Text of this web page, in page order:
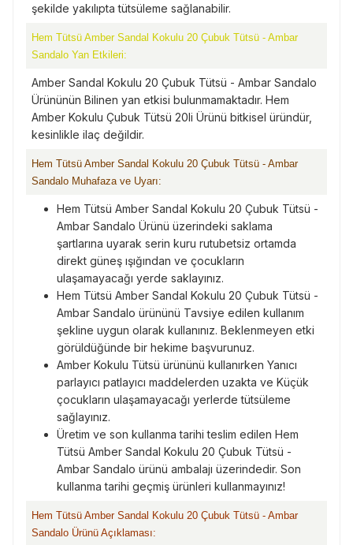
şekilde yakılıpta tütsüleme sağlanabilir.
Hem Tütsü Amber Sandal Kokulu 20 Çubuk Tütsü - Ambar
Sandalo Yan Etkileri:
Amber Sandal Kokulu 20 Çubuk Tütsü - Ambar Sandalo
Ürününün Bilinen yan etkisi bulunmamaktadır. Hem
Amber Kokulu Çubuk Tütsü 20li Ürünü bitkisel üründür,
kesinlikle ilaç değildir.
Hem Tütsü Amber Sandal Kokulu 20 Çubuk Tütsü - Ambar
Sandalo Muhafaza ve Uyarı:
Hem Tütsü Amber Sandal Kokulu 20 Çubuk Tütsü -
Ambar Sandalo Ürünü üzerindeki saklama
şartlarına uyarak serin kuru rutubetsiz ortamda
direkt güneş ışığından ve çocukların
ulaşamayacağı yerde saklayınız.
Hem Tütsü Amber Sandal Kokulu 20 Çubuk Tütsü -
Ambar Sandalo ürününü Tavsiye edilen kullanım
şekline uygun olarak kullanınız. Beklenmeyen etki
görüldüğünde bir hekime başvurunuz.
Amber Kokulu Tütsü ürününü kullanırken Yanıcı
parlayıcı patlayıcı maddelerden uzakta ve Küçük
çocukların ulaşamayacağı yerlerde tütsüleme
sağlayınız.
Üretim ve son kullanma tarihi teslim edilen Hem
Tütsü Amber Sandal Kokulu 20 Çubuk Tütsü -
Ambar Sandalo ürünü ambalajı üzerindedir. Son
kullanma tarihi geçmiş ürünleri kullanmayınız!
Hem Tütsü Amber Sandal Kokulu 20 Çubuk Tütsü - Ambar
Sandalo Ürünü Açıklaması: